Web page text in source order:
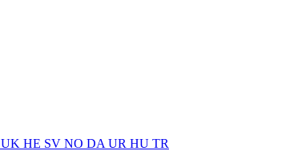
UK HE SV NO DA UR HU TR